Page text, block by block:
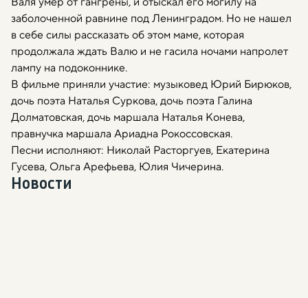
заболоченной равнине под Ленинградом. Но не нашел
в себе силы рассказать об этом маме, которая
продолжала ждать Валю и не гасила ночами напролет
лампу на подоконнике.
В фильме приняли участие: музыковед Юрий Бирюков,
дочь поэта Наталья Суркова, дочь поэта Галина
Долматовская, дочь маршала Наталья Конева,
правнучка маршала Ариадна Рокоссовская.
Песни исполняют: Николай Расторгуев, Екатерина
Гусева, Ольга Арефьева, Юлия Чичерина.
Новости